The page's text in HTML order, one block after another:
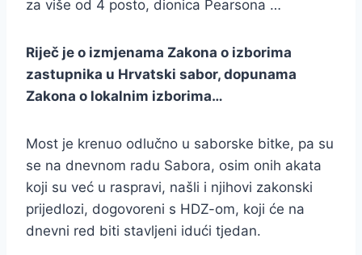
za više od 4 posto, dionica Pearsona …
Riječ je o izmjenama Zakona o izborima
zastupnika u Hrvatski sabor, dopunama
Zakona o lokalnim izborima…
Most je krenuo odlučno u saborske bitke, pa su
se na dnevnom radu Sabora, osim onih akata
koji su već u raspravi, našli i njihovi zakonski
prijedlozi, dogovoreni s HDZ-om, koji će na
dnevni red biti stavljeni idući tjedan.